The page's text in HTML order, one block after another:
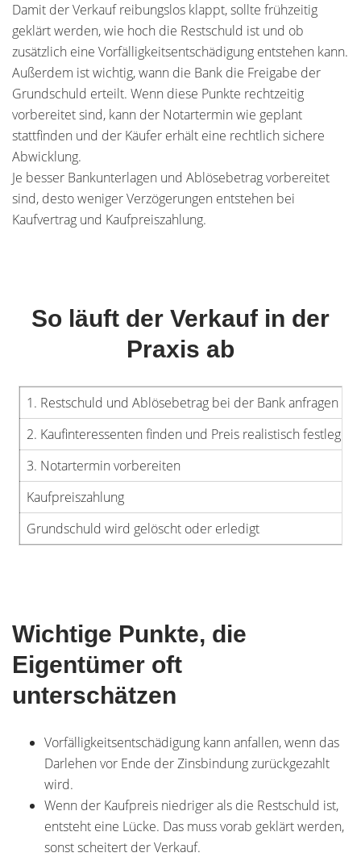
Damit der Verkauf reibungslos klappt, sollte frühzeitig
geklärt werden, wie hoch die Restschuld ist und ob
zusätzlich eine Vorfälligkeitsentschädigung entstehen kann.
Außerdem ist wichtig, wann die Bank die Freigabe der
Grundschuld erteilt. Wenn diese Punkte rechtzeitig
vorbereitet sind, kann der Notartermin wie geplant
stattfinden und der Käufer erhält eine rechtlich sichere
Abwicklung.
Je besser Bankunterlagen und Ablösebetrag vorbereitet
sind, desto weniger Verzögerungen entstehen bei
Kaufvertrag und Kaufpreiszahlung.
So läuft der Verkauf in der
Praxis ab
1. Restschuld und Ablösebetrag bei der Bank anfragen
2. Kaufinteressenten finden und Preis realistisch festlegen
3. Notartermin vorbereiten
Kaufpreiszahlung
Grundschuld wird gelöscht oder erledigt
Wichtige Punkte, die
Eigentümer oft
unterschätzen
Vorfälligkeitsentschädigung kann anfallen, wenn das
Darlehen vor Ende der Zinsbindung zurückgezahlt
wird.
Wenn der Kaufpreis niedriger als die Restschuld ist,
entsteht eine Lücke. Das muss vorab geklärt werden,
sonst scheitert der Verkauf.